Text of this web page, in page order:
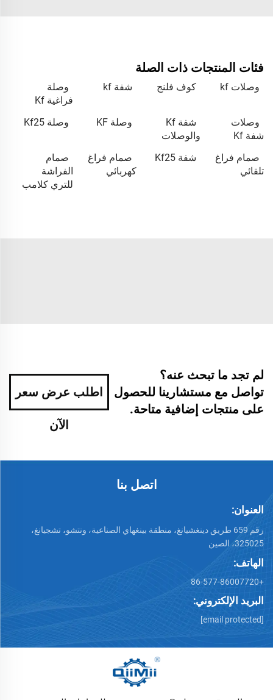
فئات المنتجات ذات الصلة
وصلات kf كوف فلنج شفة kf
وصلة
فراغية Kf
وصلات
شفة Kf
شفة Kf
والوصلات
وصلة KF وصلة Kf25
صمام فراغ
تلقائي
شفة Kf25
صمام فراغ
كهربائي
صمام
الفراشة
للتري كلامب
لم تجد ما تبحث عنه؟
تواصل مع مستشارينا للحصول
على منتجات إضافية متاحة.
اطلب عرض سعر
الآن
اتصل بنا
العنوان:
رقم 659 طريق دينغشيانغ، منطقة بينغهاي الصناعية، ونتشو، تشجيانغ،
325025، الصين
الهاتف:
+86-577-86007720
البريد الإلكتروني:
[email protected]